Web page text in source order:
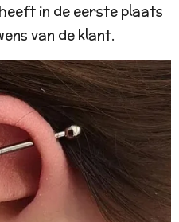
in de eerste plaats
van de klant.